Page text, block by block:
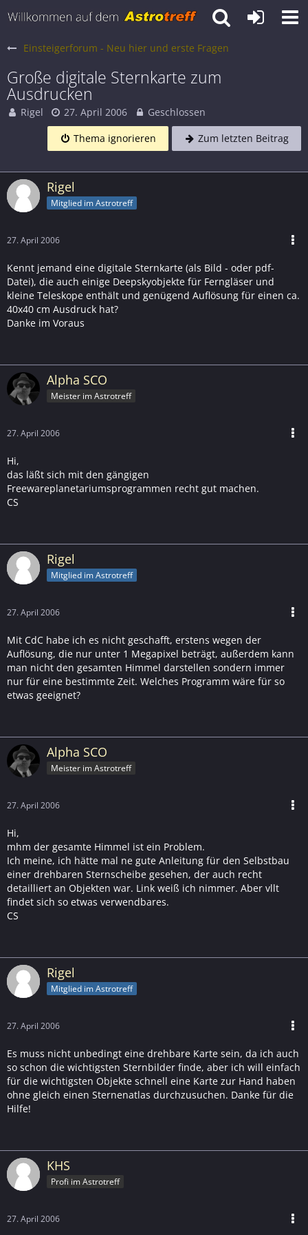
Einsteigerforum - Neu hier und erste Fragen
Große digitale Sternkarte zum
Ausdrucken
Rigel 27. April 2006
Geschlossen
Thema ignorieren
Zum letzten Beitrag
Rigel
Mitglied im Astrotreff
27. April 2006
Kennt jemand eine digitale Sternkarte (als Bild - oder pdf-
Datei), die auch einige Deepskyobjekte für Ferngläser und
kleine Teleskope enthält und genügend Auflösung für einen ca.
40x40 cm Ausdruck hat?
Danke im Voraus
Alpha SCO
Meister im Astrotreff
27. April 2006
Hi,
das läßt sich mit den gängigen
Freewareplanetariumsprogrammen recht gut machen.
CS
Rigel
Mitglied im Astrotreff
27. April 2006
Mit CdC habe ich es nicht geschafft, erstens wegen der
Auflösung, die nur unter 1 Megapixel beträgt, außerdem kann
man nicht den gesamten Himmel darstellen sondern immer
nur für eine bestimmte Zeit. Welches Programm wäre für so
etwas geeignet?
Alpha SCO
Meister im Astrotreff
27. April 2006
Hi,
mhm der gesamte Himmel ist ein Problem.
Ich meine, ich hätte mal ne gute Anleitung für den Selbstbau
einer drehbaren Sternscheibe gesehen, der auch recht
detailliert an Objekten war. Link weiß ich nimmer. Aber vllt
findet sich so etwas verwendbares.
CS
Rigel
Mitglied im Astrotreff
27. April 2006
Es muss nicht unbedingt eine drehbare Karte sein, da ich auch
so schon die wichtigsten Sternbilder finde, aber ich will einfach
für die wichtigsten Objekte schnell eine Karte zur Hand haben
ohne gleich einen Sternenatlas durchzusuchen. Danke für die
Hilfe!
KHS
Profi im Astrotreff
27. April 2006